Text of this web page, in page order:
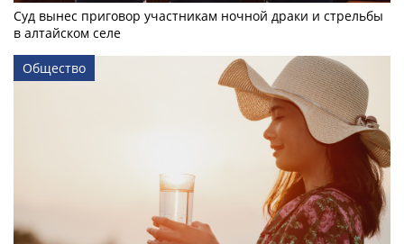
Суд вынес приговор участникам ночной драки и стрельбы
в алтайском селе
Общество